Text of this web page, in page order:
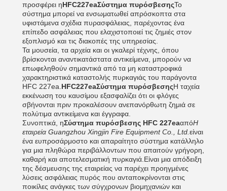
προσφέρει ηHFC227eaΣύστημα πυρόσβεσηςΤο
σύστημα μπορεί να ενσωματωθεί απρόσκοπτα στα
υφιστάμενα σχέδια πυρασφάλειας, παρέχοντας ένα
επίπεδο ασφάλειας που ελαχιστοποιεί τις ζημιές στον
εξοπλισμό και τις διακοπές της υπηρεσίας.
Τα μουσεία, τα αρχεία και οι γκαλερί τέχνης, όπου
βρίσκονται αναντικατάστατα αντικείμενα, μπορούν να
επωφεληθούν σημαντικά από τα μη καταστροφικά
χαρακτηριστικά καταστολής πυρκαγιάς του παράγοντα
HFC 227ea. HFC227eaΣύστημα πυρόσβεσηςΗ ταχεία
εκκένωση του καυσίμου εξασφαλίζει ότι οι φλόγες
σβήνονται πριν προκαλέσουν ανεπανόρθωτη ζημιά σε
πολύτιμα αντικείμενα και έγγραφα.
Συνοπτικά, ηΣύστημα πυρόσβεσης HFC 227eaαπόΗ
εταιρεία Guangzhou Xingjin Fire Equipment Co., Ltd. είναι
ένα ευπροσάρμοστο και απαραίτητο σύστημα κατάλληλο
για μια πληθώρα περιβάλλοντων που απαιτούν γρήγορη,
καθαρή και αποτελεσματική πυρκαγιά.Είναι μια απόδειξη
της δέσμευσης της εταιρείας να παρέχει προηγμένες
λύσεις ασφάλειας πυρός που ανταποκρίνονται στις
ποικίλες ανάγκες των σύγχρονων βιομηχανιών και